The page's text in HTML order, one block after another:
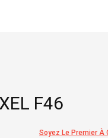
F46
Soyez Le Premier À